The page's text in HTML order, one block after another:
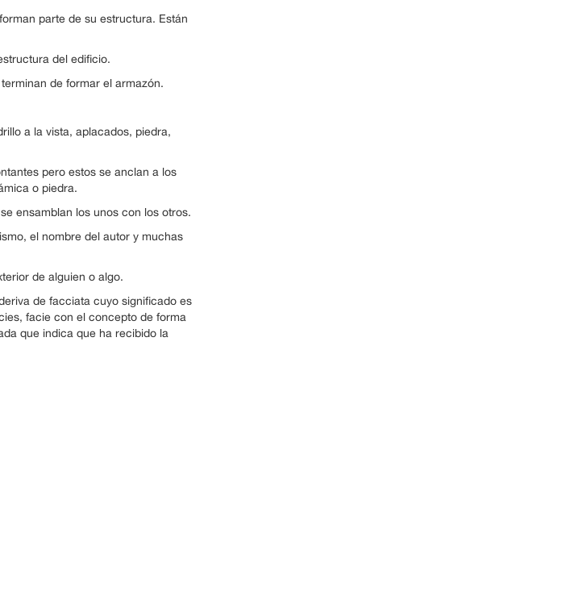
parte de su estructura. Están
del edificio.
de formar el armazón.
a la vista, aplacados, piedra,
pero estos se anclan a los
o piedra.
ensamblan los unos con los otros.
el nombre del autor y muchas
de alguien o algo.
de facciata cuyo significado es
facie con el concepto de forma
que indica que ha recibido la